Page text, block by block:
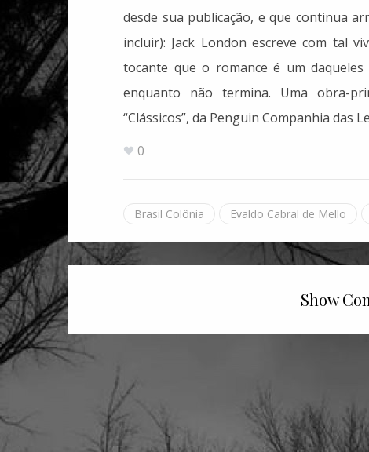
desde sua publicação, e que continua
incluir): Jack London escreve com tal
tocante que o romance é um
enquanto não termina. Uma obra-
“Clássicos”, da Penguin Companhia das
0
Brasil Colônia Evaldo Cabral de Mello
Show